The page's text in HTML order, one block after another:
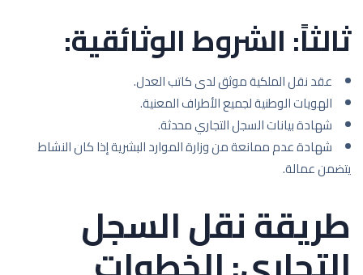
ثالثاً: الشروط الوثائقية:
عقد نقل الملكية موثق لدى كاتب العدل.
الهويات الوطنية لجميع الأطراف المعنية.
شهادة بيانات السجل التجاري محدثة.
شهادة عدم ممانعة من وزارة الموارد البشرية إذا كان النشاط
يتضمن عمالة.
طريقة نقل السجل